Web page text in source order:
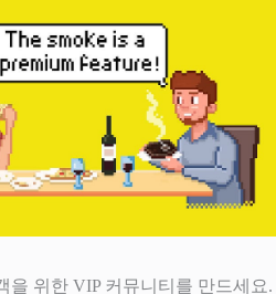
을 위한 VIP 커뮤니티를 만드세요.